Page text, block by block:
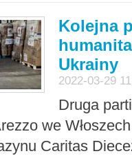
Kolejna
Ukrainy
2022-03-29
Druga
we
Caritas